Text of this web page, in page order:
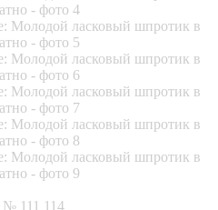
№ 111 114